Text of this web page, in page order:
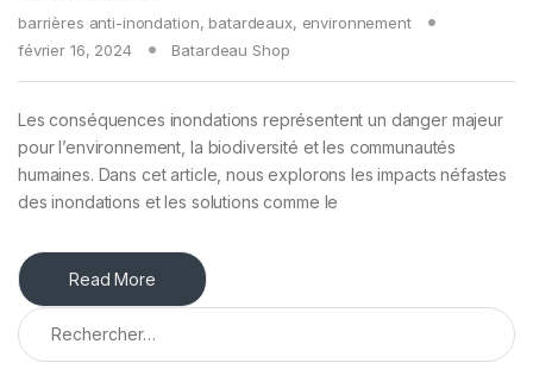
barrières anti-inondation, batardeaux, environnement
février 16, 2024
Batardeau Shop
Les conséquences inondations représentent un danger majeur
pour l’environnement, la biodiversité et les communautés
humaines. Dans cet article, nous explorons les impacts néfastes
des inondations et les solutions comme le
Read More
Rechercher :